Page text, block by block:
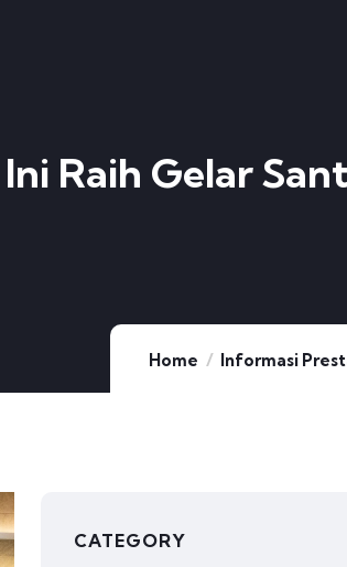
Raih Gelar
Home Informasi
CATEGORY